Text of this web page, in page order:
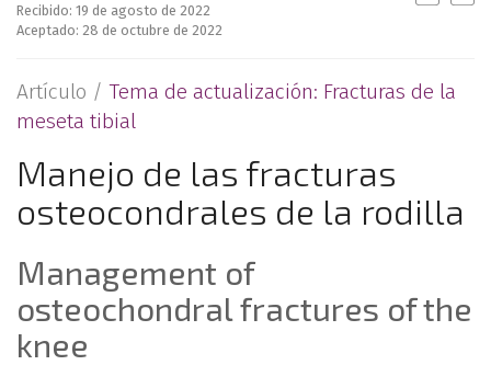
Recibido: 19 de agosto de 2022
Aceptado: 28 de octubre de 2022
Artículo / Tema de actualización: Fracturas de la
meseta tibial
Manejo de las fracturas
osteocondrales de la rodilla
Management of
osteochondral fractures of the
knee